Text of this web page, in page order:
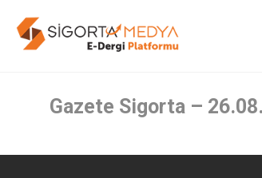
Gazete Sigorta –